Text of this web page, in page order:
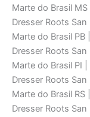
Marte do Brasil
Dresser Roots
Marte do Brasil PB
Dresser Roots
Marte do Brasil PI |
Dresser Roots
Marte do Brasil RS
Dresser Roots